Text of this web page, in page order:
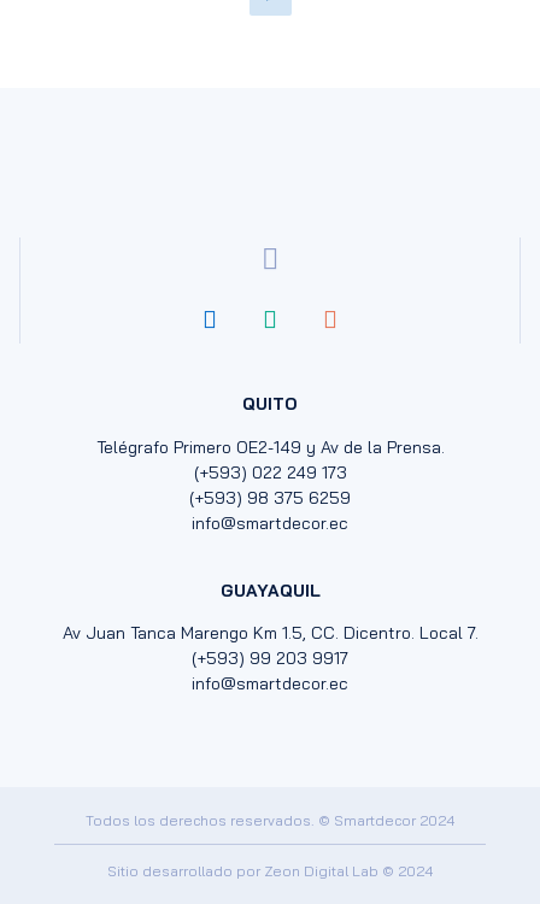
QUITO
Telégrafo Primero OE2-149 y Av de la Prensa.
(+593) 022 249 173
(+593) 98 375 6259
info@smartdecor.ec
GUAYAQUIL
Av Juan Tanca Marengo Km 1.5, CC. Dicentro. Local 7.
(+593) 99 203 9917
info@smartdecor.ec
Sitio desarrollado por Zeon Digital Lab © 2024
Todos los derechos reservados. © Smartdecor 2024